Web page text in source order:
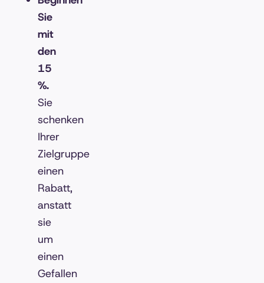
Sie
mit
den
15
%.
Sie
schenken
Ihrer
Zielgruppe
einen
Rabatt,
anstatt
sie
um
einen
Gefallen